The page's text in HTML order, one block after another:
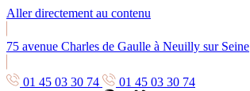
Aller directement au contenu
75 avenue Charles de Gaulle à Neuilly sur Seine
01 45 03 30 74
01 45 03 30 74